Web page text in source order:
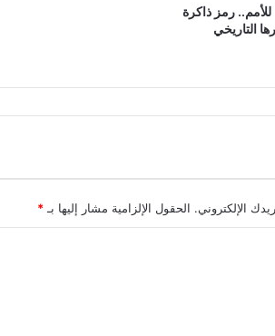
رمز ذاكرة
التاريخي
الإلكتروني. الحقول الإلزامية مشار إليها بـ *